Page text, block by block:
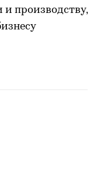
производству,